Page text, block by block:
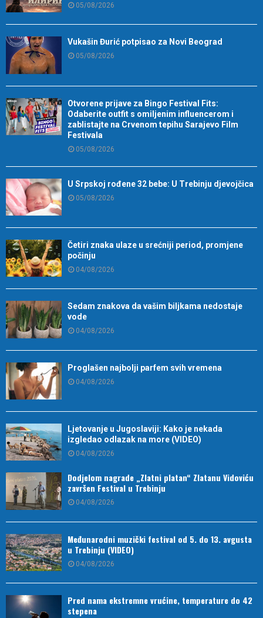
05/08/2026
Vukašin Đurić potpisao za Novi Beograd
05/08/2026
Otvorene prijave za Bingo Festival Fits:
Odaberite outfit s omiljenim influencerom i
zablistajte na Crvenom tepihu Sarajevo Film
Festivala
05/08/2026
U Srpskoj rođene 32 bebe: U Trebinju djevojčica
05/08/2026
Četiri znaka ulaze u srećniji period, promjene
počinju
04/08/2026
Sedam znakova da vašim biljkama nedostaje
vode
04/08/2026
Proglašen najbolji parfem svih vremena
04/08/2026
Ljetovanje u Jugoslaviji: Kako je nekada
izgledao odlazak na more (VIDEO)
04/08/2026
Dodjelom nagrade „Zlatni platan“ Zlatanu Vidoviću
završen Festival u Trebinju
04/08/2026
Međunarodni muzički festival od 5. do 13. avgusta
u Trebinju (VIDEO)
04/08/2026
Pred nama ekstremne vrućine, temperature do 42
stepena